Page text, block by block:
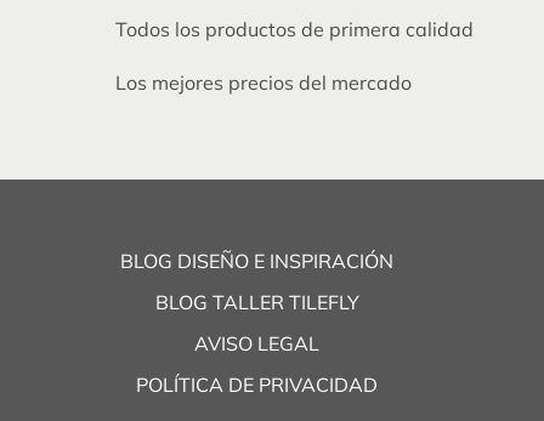
Todos los productos de primera calidad
Los mejores precios del mercado
BLOG DISEÑO E INSPIRACIÓN
BLOG TALLER TILEFLY
AVISO LEGAL
POLÍTICA DE PRIVACIDAD